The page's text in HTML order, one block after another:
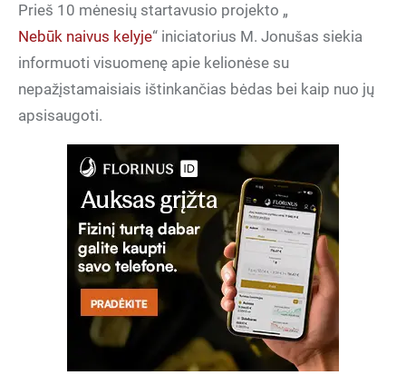
Prieš 10 mėnesių startavusio projekto „
Nebūk naivus kelyje“ iniciatorius M. Jonušas siekia
informuoti visuomenę apie kelionėse su
nepažįstamaisiais ištinkančias bėdas bei kaip nuo jų
apsisaugoti.